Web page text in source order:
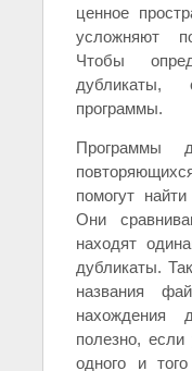
ценное
усложняют
Чтобы
дубликаты,
программы.
Программы
помогут
Они
находят
дубликаты.
названия
нахождения
полезно, если
одного и